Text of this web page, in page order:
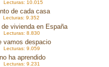
Lecturas: 10.015
de cada casa
Lecturas: 9.352
vivienda en España
Lecturas: 8.830
vamos despacio
9.059
ha aprendido
Lecturas: 9.231